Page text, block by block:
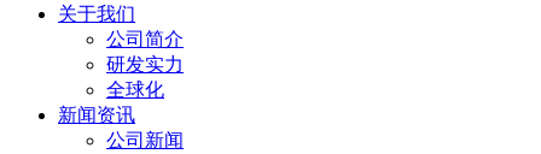
关于我们
公司简介
研发实力
全球化
新闻资讯
公司新闻